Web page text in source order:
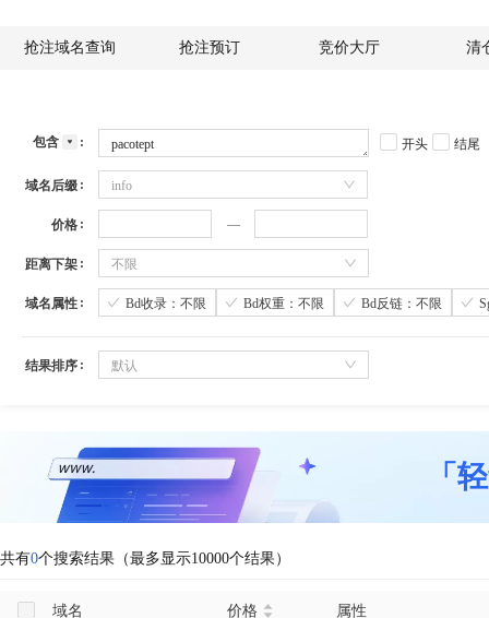
抢注域名查询 抢注预订 竞价大厅 清
包含 开头 结尾
域名后缀 info
价格
距离下架 不限
域名属性 Bd收录：不限 Bd权重：不限 Bd反链：不限
结果排序 默认
「
共有0个搜索结果（最多显示10000个结果）
域名 价格 属性